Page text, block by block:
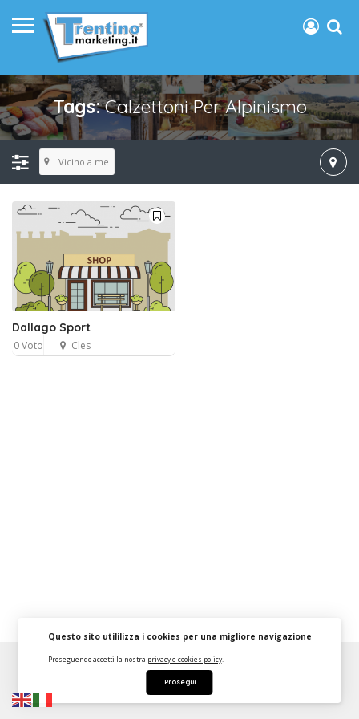
Tags:Calzettoni Per Alpinismo
Vicino a me
Dallago Sport
0 Voto Cles
FAQ Strumenti Dashboard
Questo sito utililizza i cookies per una migliore navigazione
Proseguendo accetti la nostra privacy e cookies policy.
Prosegui